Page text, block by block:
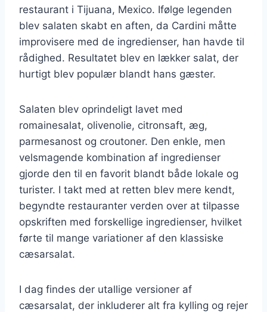
restaurant i Tijuana, Mexico. Ifølge legenden
blev salaten skabt en aften, da Cardini måtte
improvisere med de ingredienser, han havde til
rådighed. Resultatet blev en lækker salat, der
hurtigt blev populær blandt hans gæster.
Salaten blev oprindeligt lavet med
romainesalat, olivenolie, citronsaft, æg,
parmesanost og croutoner. Den enkle, men
velsmagende kombination af ingredienser
gjorde den til en favorit blandt både lokale og
turister. I takt med at retten blev mere kendt,
begyndte restauranter verden over at tilpasse
opskriften med forskellige ingredienser, hvilket
førte til mange variationer af den klassiske
cæsarsalat.
I dag findes der utallige versioner af
cæsarsalat, der inkluderer alt fra kylling og rejer